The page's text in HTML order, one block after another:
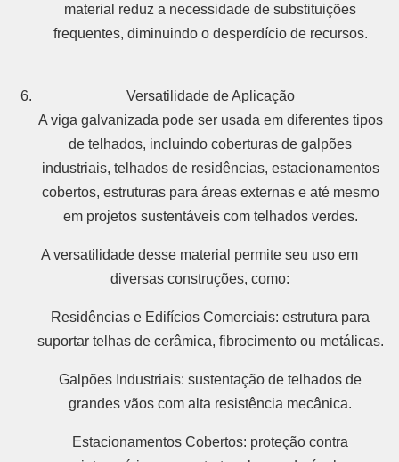
material reduz a necessidade de substituições
frequentes, diminuindo o desperdício de recursos.
Versatilidade de Aplicação
A viga galvanizada pode ser usada em diferentes tipos
de telhados, incluindo coberturas de galpões
industriais, telhados de residências, estacionamentos
cobertos, estruturas para áreas externas e até mesmo
em projetos sustentáveis com telhados verdes.
A versatilidade desse material permite seu uso em
diversas construções, como:
Residências e Edifícios Comerciais: estrutura para
suportar telhas de cerâmica, fibrocimento ou metálicas.
Galpões Industriais: sustentação de telhados de
grandes vãos com alta resistência mecânica.
Estacionamentos Cobertos: proteção contra